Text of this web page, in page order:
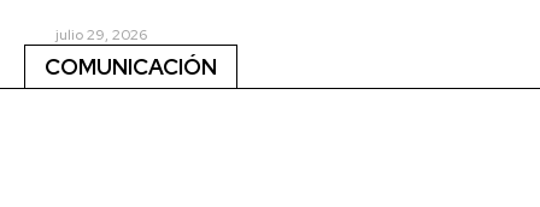
julio 29, 2026
COMUNICACIÓN